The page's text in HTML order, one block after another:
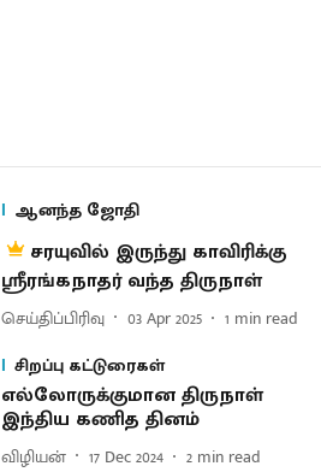
ஆனந்த ஜோதி
சரயுவில் இருந்து காவிரிக்கு
ஸ்ரீரங்கநாதர் வந்த திருநாள்
செய்திப்பிரிவு 03 Apr 2025 1 min read
சிறப்பு கட்டுரைகள்
எல்லோருக்குமான திருநாள்
இந்திய கணித தினம்
விழியன் 17 Dec 2024 2 min read